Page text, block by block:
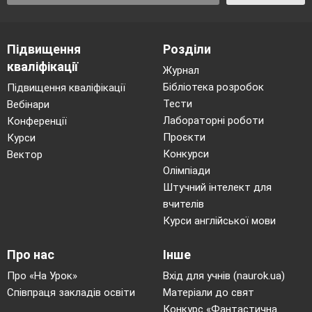
перестановки множників добуток не
змінюється)
Яку залежність потрібно знати, щоб
записати 3 та 4 рівність?
добутком та множниками)
Виявлення місця та причин ускладнення
Яке завдання ми повинні були виконати?
(Ми повинні були знайти значення
виразів таблиці множення та ділення на
(Ми намагалися використати таблицю
множення, та замінити додаванням)
У чому ускладнення? (потрібно багато
Підвищення
кваліфікації
Підвищення кваліфікації
Вебінари
Конференції
Курси
Вектор
Розділи
Журнал
Бібліотека розробок
Тести
Лабораторні роботи
Проєкти
Конкурси
Олімпіади
Штучний інтелект для
вчителів
Курси англійської мови
Про нас
Про «На Урок»
Співпраця закладів освіти
Інше
Вхід для учнів (naurok.ua)
Матеріали до свят
Конкурс «Фантастична